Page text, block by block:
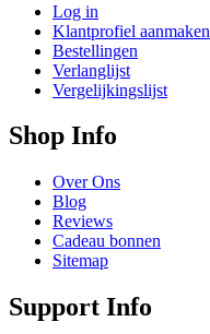
Log in
Klantprofiel aanmaken
Bestellingen
Verlanglijst
Vergelijkingslijst
Shop Info
Over Ons
Blog
Reviews
Cadeau bonnen
Sitemap
Support Info